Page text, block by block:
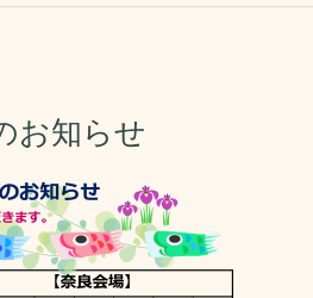
お知らせ